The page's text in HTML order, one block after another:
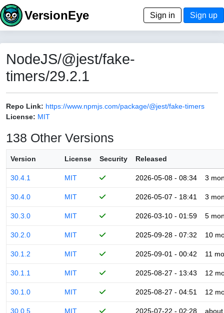
VersionEye Sign in Sign up
NodeJS/@jest/fake-
timers/29.2.1
Repo Link: https://www.npmjs.com/package/@jest/fake-timers
License: MIT
138 Other Versions
Version License Security Released
30.4.1 MIT 2026-05-08 - 08:34 3
30.4.0 MIT 2026-05-07 - 18:41 3
30.3.0 MIT 2026-03-10 - 01:59 5
30.2.0 MIT 2025-09-28 - 07:32 10
30.1.2 MIT 2025-09-01 - 00:42 11
30.1.1 MIT 2025-08-27 - 13:43 12
30.1.0 MIT 2025-08-27 - 04:51 12
30.0.5 MIT 2025-07-22 - 02:28